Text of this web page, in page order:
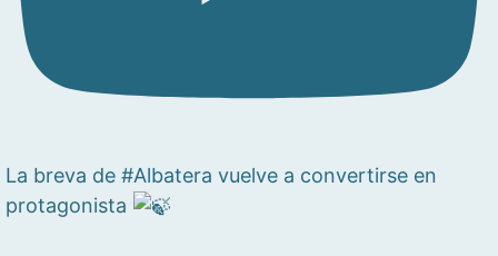
La breva de #Albatera vuelve a convertirse en
protagonista